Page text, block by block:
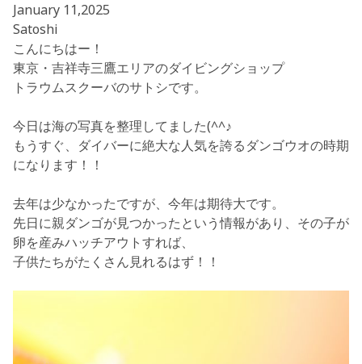
January 11,2025
Satoshi
こんにちはー！
東京・吉祥寺三鷹エリアのダイビングショップ
トラウムスクーバのサトシです。
今日は海の写真を整理してました(^^♪
もうすぐ、ダイバーに絶大な人気を誇るダンゴウオの時期
になります！！
去年は少なかったですが、今年は期待大です。
先日に親ダンゴが見つかったという情報があり、その子が
卵を産みハッチアウトすれば、
子供たちがたくさん見れるはず！！